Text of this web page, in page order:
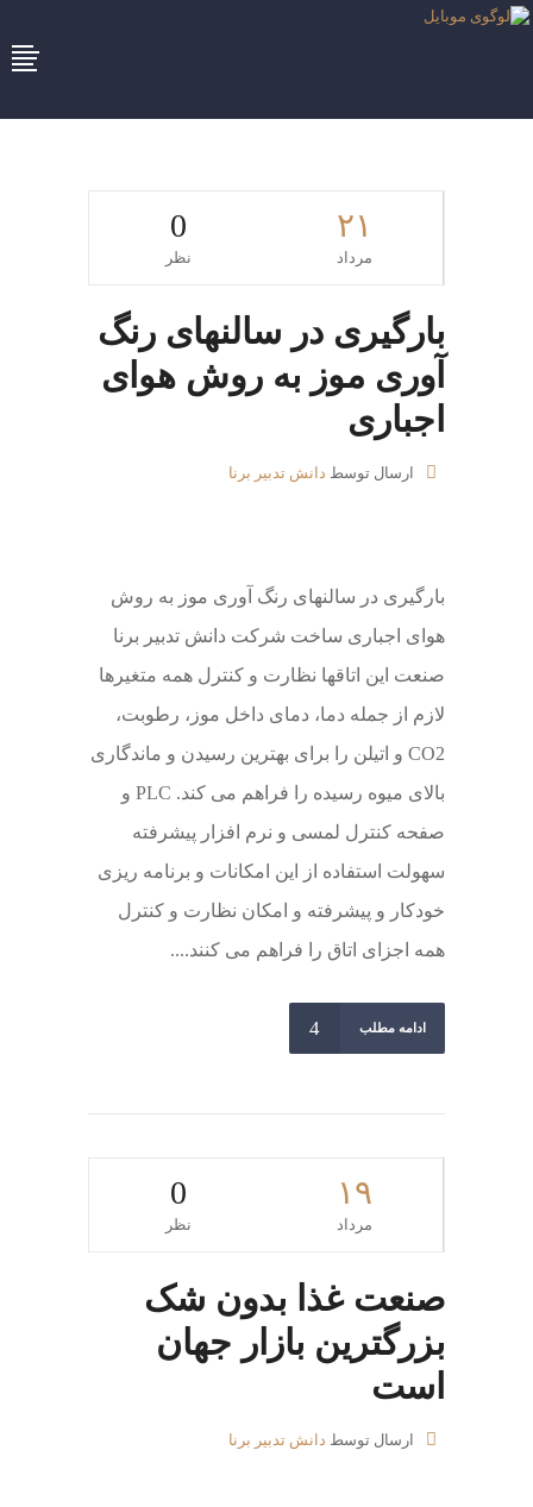
۲۱
مرداد
0
نظر
بارگیری در سالنهای رنگ
آوری موز به روش هوای
اجباری
ارسال توسط دانش تدبیر برنا
بارگیری در سالنهای رنگ آوری موز به روش
هوای اجباری ساخت شرکت دانش تدبیر برنا
صنعت این اتاقها نظارت و کنترل همه متغیرها
لازم از جمله دما، دمای داخل موز، رطوبت،
CO2 و اتیلن را برای بهترین رسیدن و ماندگاری
بالای میوه رسیده را فراهم می کند. PLC و
صفحه کنترل لمسی و نرم افزار پیشرفته
سهولت استفاده از این امکانات و برنامه ریزی
خودکار و پیشرفته و امکان نظارت و کنترل
همه اجزای اتاق را فراهم می کنند....
ادامه مطلب
۱۹
مرداد
0
نظر
صنعت غذا بدون شک
بزرگترین بازار جهان
است
ارسال توسط دانش تدبیر برنا